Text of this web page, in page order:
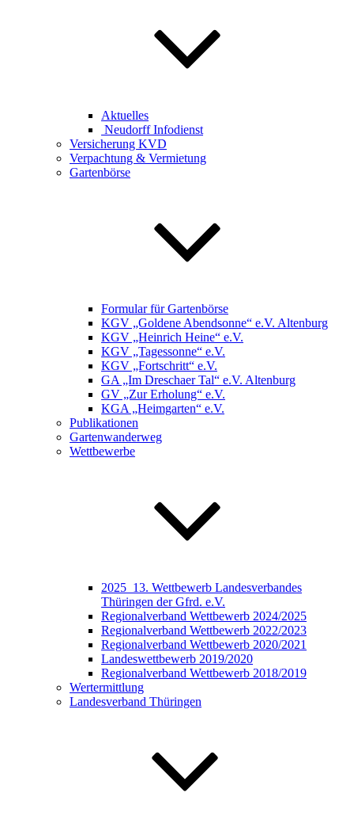
Aktuelles
Neudorff Infodienst
Versicherung KVD
Verpachtung & Vermietung
Gartenbörse
Formular für Gartenbörse
KGV „Goldene Abendsonne“ e.V. Altenburg
KGV „Heinrich Heine“ e.V.
KGV „Tagessonne“ e.V.
KGV „Fortschritt“ e.V.
GA „Im Dreschaer Tal“ e.V. Altenburg
GV „Zur Erholung“ e.V.
KGA „Heimgarten“ e.V.
Publikationen
Gartenwanderweg
Wettbewerbe
2025_13. Wettbewerb Landesverbandes
Thüringen der Gfrd. e.V.
Regionalverband Wettbewerb 2024/2025
Regionalverband Wettbewerb 2022/2023
Regionalverband Wettbewerb 2020/2021
Landeswettbewerb 2019/2020
Regionalverband Wettbewerb 2018/2019
Wertermittlung
Landesverband Thüringen